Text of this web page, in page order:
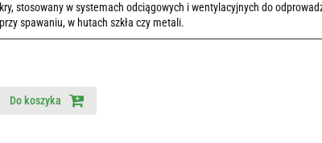
stosowany w systemach odciągowych i wentylacyjnych do
spawaniu, w hutach szkła czy metali.
Do koszyka